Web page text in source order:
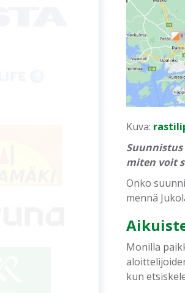
Kuva:
miten voit
Onko
mennä
Monilla
kun